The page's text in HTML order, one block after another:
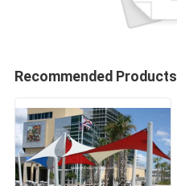
Recommended Products